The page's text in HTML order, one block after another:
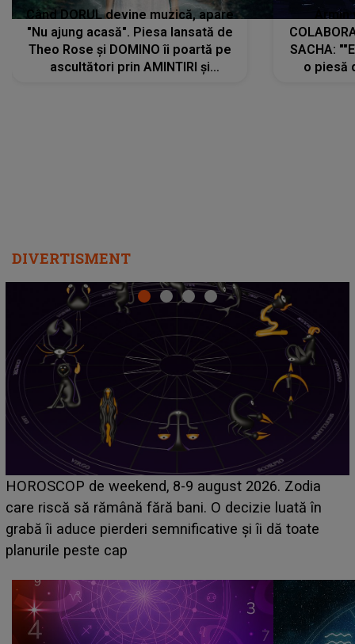
Când DORUL devine muzică, apare
"Nu ajung acasă". Piesa lansată de
Theo Rose și DOMINO îi poartă pe
ascultători prin AMINTIRI și
SACHA:
o piesă
DIVERTISMENT
Emanuel a ținut ACEST DETALIU ASCUNS până
acum! În fața Alexandrei, concurentul din Casa Iubirii
face o MĂRTURISIRE NEAȘTEPTATĂ despre mama
sa: "I-am spus și ei în față, eu nu te iubesc pentru